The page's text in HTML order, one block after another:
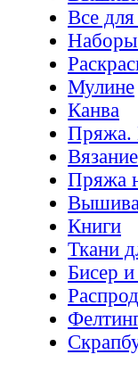
Все
Наборы
Мулине
Канва
Пряжа.
Пряжа
Книги
Ткани
Бисер